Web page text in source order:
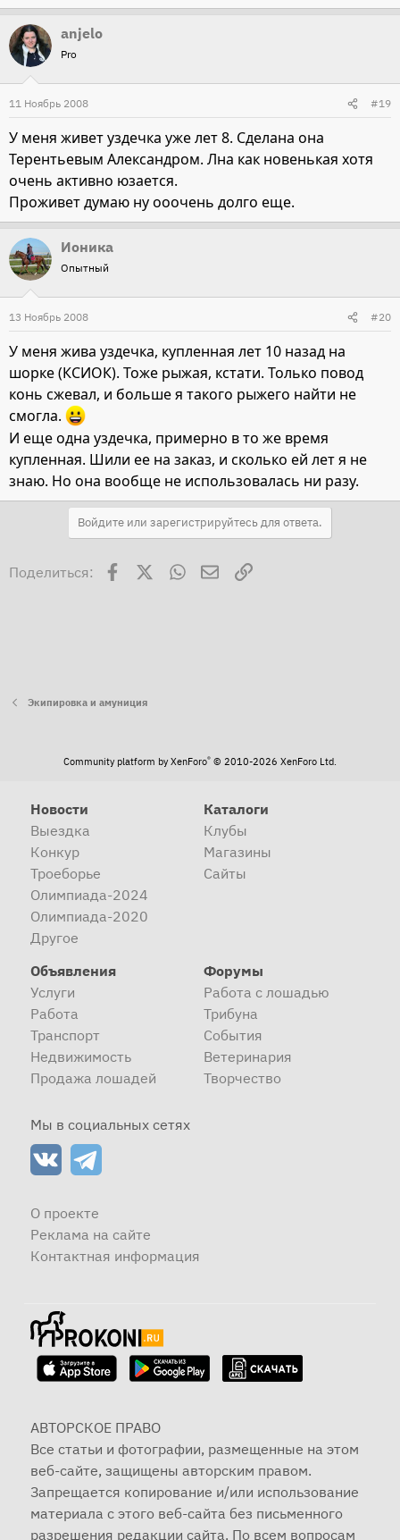
anjelo
Pro
11 Ноябрь 2008 #19
У меня живет уздечка уже лет 8. Сделана она
Терентьевым Александром. Лна как новенькая хотя
очень активно юзается.
Проживет думаю ну ооочень долго еще.
Ионика
Опытный
13 Ноябрь 2008 #20
У меня жива уздечка, купленная лет 10 назад на
шорке (КСИОК). Тоже рыжая, кстати. Только повод
конь сжевал, и больше я такого рыжего найти не
смогла.
И еще одна уздечка, примерно в то же время
купленная. Шили ее на заказ, и сколько ей лет я не
знаю. Но она вообще не использовалась ни разу.
Войдите или зарегистрируйтесь для ответа.
Поделиться: Facebook WhatsAppЭлектронная почта
Ссылка
Экипировка и амуниция
Community platform by XenForo® © 2010-2026 XenForo Ltd.
Новости
Выездка
Конкур
Троеборье
Олимпиада-2024
Олимпиада-2020
Другое
Каталоги
Клубы
Магазины
Сайты
Объявления
Услуги
Работа
Транспорт
Недвижимость
Продажа лошадей
Форумы
Работа с лошадью
Трибуна
События
Ветеринария
Творчество
Мы в социальных сетях
О проекте
Реклама на сайте
Контактная информация
АВТОРСКОЕ ПРАВО
Все статьи и фотографии, размещенные на этом
веб-сайте, защищены авторским правом.
Запрещается копирование и/или использование
материала с этого веб-сайта без письменного
разрешения редакции сайта. По всем вопросам